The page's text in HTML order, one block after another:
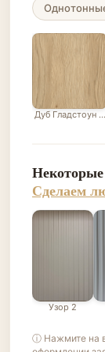
Дуб Гладстоун
Сделаем
Узор 2
ⓘ Нажмите на